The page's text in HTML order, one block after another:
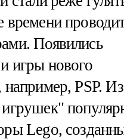
времени
Появились
игры нового
например, PSP. Из
Lego,